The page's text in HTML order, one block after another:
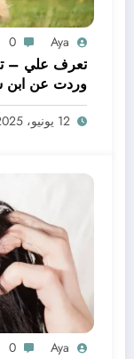
Aya
0
تعرف علي –
وردت عن ابن
يدي –
12 يونيو، 2025
Aya
0